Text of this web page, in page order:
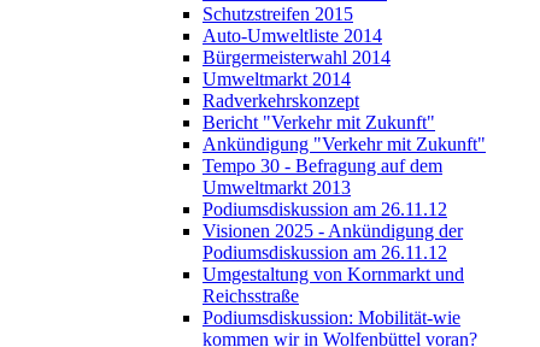
Schutzstreifen 2015
Auto-Umweltliste 2014
Bürgermeisterwahl 2014
Umweltmarkt 2014
Radverkehrskonzept
Bericht "Verkehr mit Zukunft"
Ankündigung "Verkehr mit Zukunft"
Tempo 30 - Befragung auf dem
Umweltmarkt 2013
Podiumsdiskussion am 26.11.12
Visionen 2025 - Ankündigung der
Podiumsdiskussion am 26.11.12
Umgestaltung von Kornmarkt und
Reichsstraße
Podiumsdiskussion: Mobilität-wie
kommen wir in Wolfenbüttel voran?